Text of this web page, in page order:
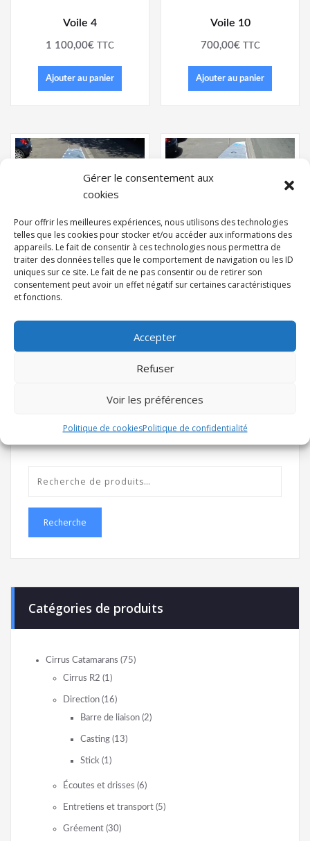
Gérer le consentement aux
cookies
Pour offrir les meilleures expériences, nous utilisons des technologies
telles que les cookies pour stocker et/ou accéder aux informations des
appareils. Le fait de consentir à ces technologies nous permettra de
traiter des données telles que le comportement de navigation ou les ID
uniques sur ce site. Le fait de ne pas consentir ou de retirer son
consentement peut avoir un effet négatif sur certaines caractéristiques
et fonctions.
Accepter
Refuser
Voir les préférences
Politique de cookiesPolitique de confidentialité
Voile 4
1 100,00€ TTC
Ajouter au panier
Voile 10
700,00€ TTC
Ajouter au panier
Recherche
Catégories de produits
Cirrus Catamarans (75)
Cirrus R2 (1)
Direction (16)
Barre de liaison (2)
Casting (13)
Stick (1)
Écoutes et drisses (6)
Entretiens et transport (5)
Gréement (30)